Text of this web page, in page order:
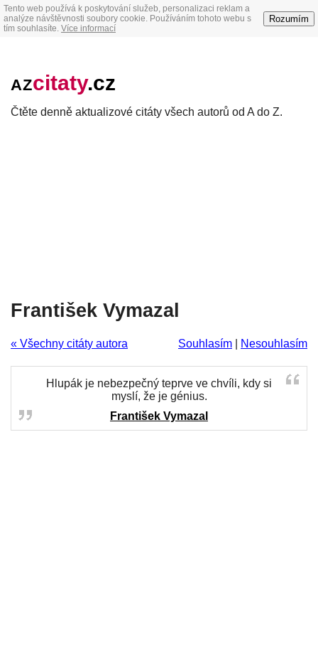
Tento web používá k poskytování služeb, personalizaci reklam a
analýze návštěvnosti soubory cookie. Používáním tohoto webu s
tím souhlasíte. Více informací
Rozumím
AZcitaty.cz
Čtěte denně aktualizové citáty všech autorů od A do Z.
František Vymazal
« Všechny citáty autora Souhlasím Nesouhlasím
Hlupák je nebezpečný teprve ve chvíli, kdy si
myslí, že je génius.
František Vymazal